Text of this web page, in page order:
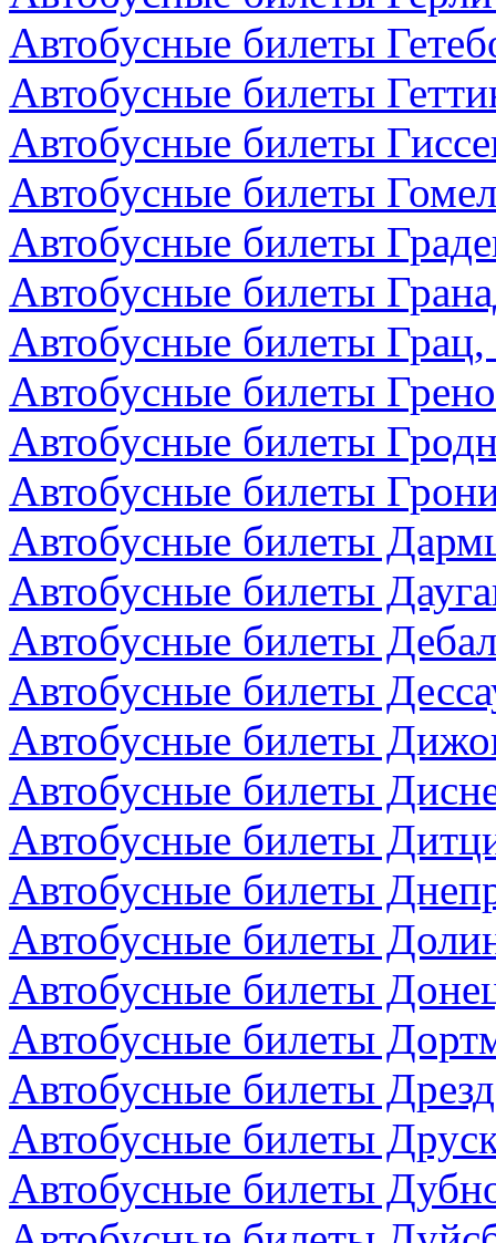
Автобусные билеты
Автобусные билеты
Автобусные билеты
Автобусные билеты
Автобусные билеты
Автобусные билеты
Автобусные билеты
Автобусные билеты
Автобусные билеты
Автобусные билеты
Автобусные билеты
Автобусные билеты
Автобусные билеты
Автобусные билеты
Автобусные билеты
Автобусные билеты
Автобусные билеты
Автобусные билеты
Автобусные билеты
Автобусные билеты
Автобусные билеты
Автобусные билеты
Автобусные билеты
Автобусные билеты